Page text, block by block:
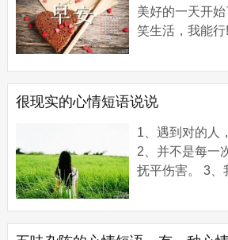
美好的一天开
笑生活，我能
短语，充满元
物晴朗，...
很现实的心情短语说说
1、遇到对的人
2、并不是每一
抚平伤害。 3、
界上唯一没有
变。 5、...